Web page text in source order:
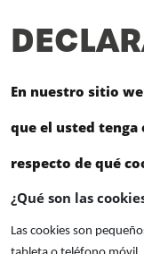
En nuestro sitio
que el usted tenga
respecto de qué
¿Qué son las
Las cookies son